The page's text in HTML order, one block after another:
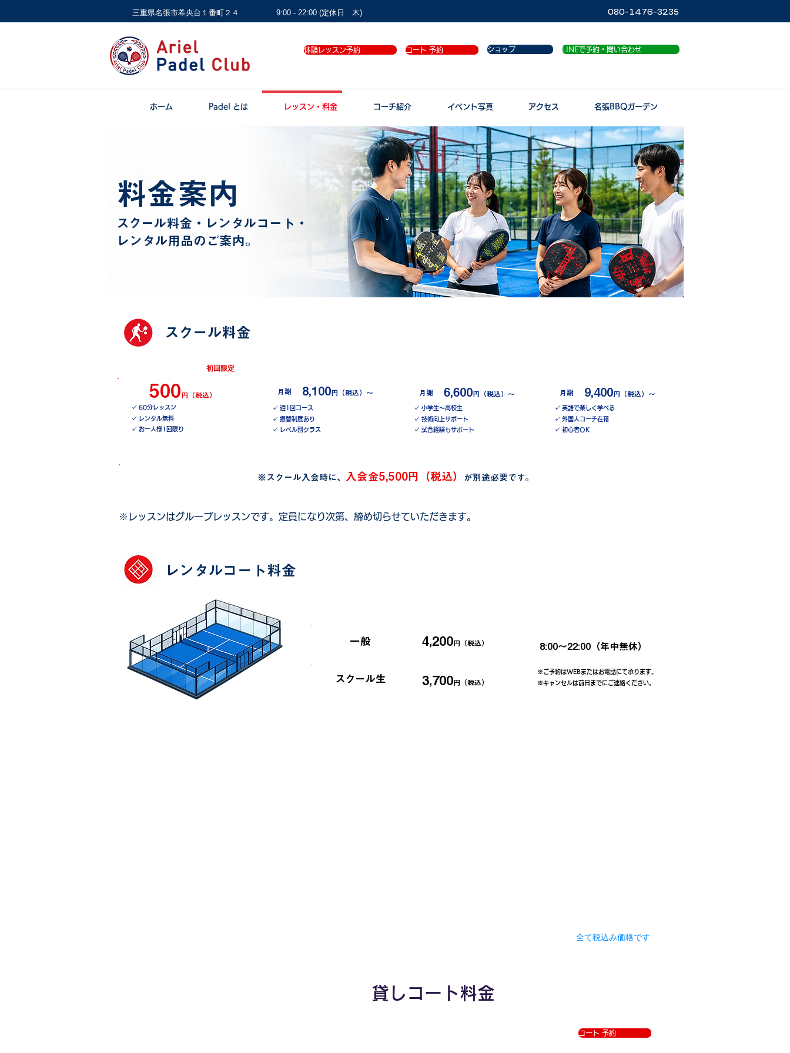
ホーム Padel とは レッスン・料金 コーチ紹介 イベント写真 アクセス 名張BBQガーデン
​三重県名張市希央台１番町２４ 9:00 - 22:00 (定休日 木) 080-1476-3235
体験レッスン予約 コート 予約 ショップ LINEで予約・問い合わせ
スクール料金・レンタルコート・
レンタル用品のご案内。
料金案内
​スクール料金
初回限定
500円（税込）
✓ 60分レッスン
✓ レンタル無料
✓ お一人様1回限り
​月謝 8,100円（税込）〜
✓ 週1回コース
✓ 振替制度あり
✓ レベル別クラス
6,600円（税込）〜
​月謝
✓ 小学生〜高校生
✓ 技術向上サポート
✓ 試合経験もサポート
9,400円（税込）〜
​月謝
✓ 英語で楽しく学べる
✓ 外国人コーチ在籍
✓ 初心者OK
※スクール入会時に、 入会金5,500円（税込） が別途必要です。
※レッスンはグループレッスンです。定員になり次第、締め切らせていただきます。
レンタルコート料金
一般 4,200円（税込）
スクール生 3,700円（税込）
8:00〜22:00（年中無休）
※ご予約はWEBまたはお電話にて承ります。
※キャンセルは前日までにご連絡ください。
全て税込み価格です
貸しコート料金
コート 予約